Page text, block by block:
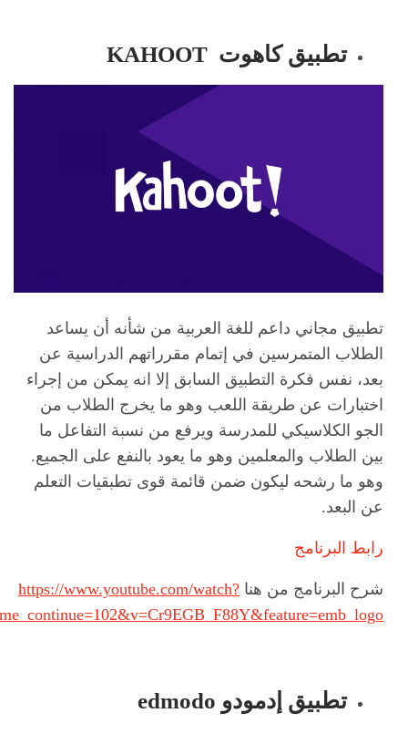
تطبيق كاهوت KAHOOT
تطبيق مجاني داعم للغة العربية من شأنه أن يساعد
الطلاب المتمرسين في إتمام مقرراتهم الدراسية عن
بعد، نفس فكرة التطبيق السابق إلا انه يمكن من إجراء
اختبارات عن طريقة اللعب وهو ما يخرج الطلاب من
الجو الكلاسيكي للمدرسة ويرفع من نسبة التفاعل ما
بين الطلاب والمعلمين وهو ما يعود بالنفع على الجميع.
وهو ما رشحه ليكون ضمن قائمة قوى تطبقيات التعلم
عن البعد.
رابط البرنامج
شرح البرنامج من هنا https://www.youtube.com/watch?
تطبيق إدمودو edmodo